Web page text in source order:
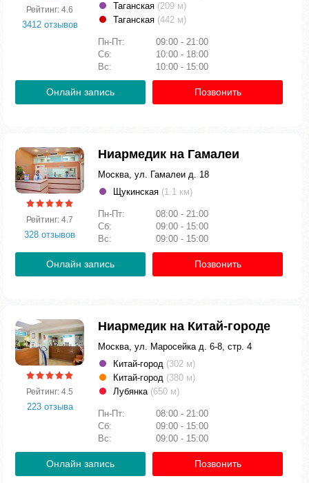
Рейтинг: 4.6
3412 отзывов
Таганская (209 м)
Таганская (442 м)
Пн-Пт:
09:00 - 21:00
Сб:
10:00 - 18:00
Вс:
10:00 - 15:00
Онлайн запись Позвонить
Рейтинг: 4.7
328 отзывов
Ниармедик на Гамалеи
Москва, ул. Гамалеи д. 18
Щукинская (1.1 км)
Пн-Пт:
08:00 - 21:00
Сб:
09:00 - 15:00
Вс:
09:00 - 15:00
Онлайн запись Позвонить
Рейтинг: 4.5
223 отзыва
Ниармедик на Китай-городе
Москва, ул. Маросейка д. 6-8, стр. 4
Китай-город (302 м)
Китай-город (380 м)
Лубянка (650 м)
Пн-Пт:
08:00 - 21:00
Сб:
09:00 - 15:00
Вс:
09:00 - 15:00
Онлайн запись Позвонить